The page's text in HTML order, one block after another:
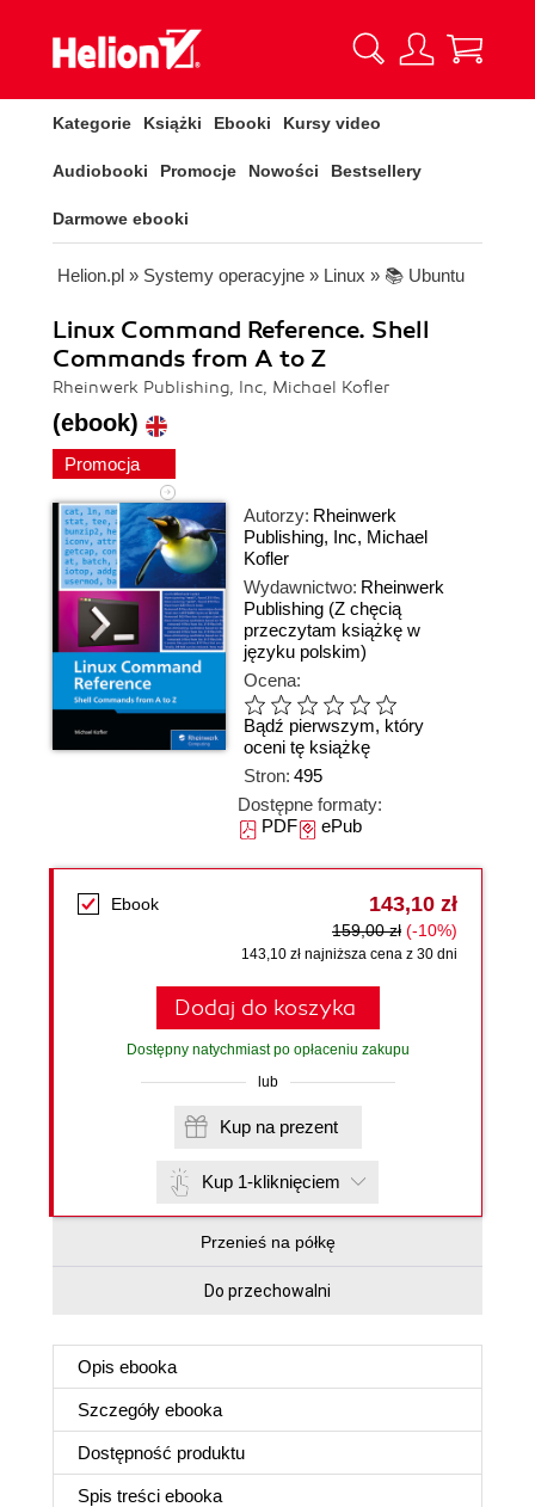
Kategorie Książki Ebooki Kursy video
Audiobooki Promocje Nowości Bestsellery
Darmowe ebooki
Helion.pl » Systemy operacyjne » Linux » 📚 Ubuntu
Linux Command Reference. Shell
Commands from A to Z
Rheinwerk Publishing, Inc, Michael Kofler
(ebook)
Promocja
Autorzy: Rheinwerk
Publishing, Inc, Michael
Kofler
Wydawnictwo: Rheinwerk
Publishing (Z chęcią
przeczytam książkę w
języku polskim)
Ocena:
Bądź pierwszym, który
oceni tę książkę
Stron: 495
Dostępne formaty:
PDFePub
Ebook 143,10 zł
159,00 zł (-10%)
143,10 zł najniższa cena z 30 dni
Dodaj do koszyka
Dostępny natychmiast po opłaceniu zakupu
lub
Kup na prezent
Kup 1-kliknięciem
Przenieś na półkę
Do przechowalni
Opis ebooka
Szczegóły ebooka
Dostępność produktu
Spis treści ebooka